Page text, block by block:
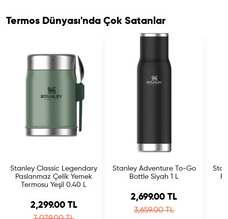
Termos Dünyası'nda Çok Satanlar
Stanley Classic Legendary
Paslanmaz Çelik Yemek
Termosu Yeşil 0.40 L
Sale price
2,299.00 TL
Stanley Adventure To-Go
Bottle Siyah 1 L
Sale price
2,699.00 TL
Regular price
3,659.00 TL